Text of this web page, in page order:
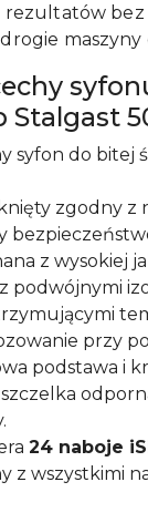
bez
syfon do bitej
zgodny z
z wysokiej
podwójnymi
przy
podstawa i
24 naboje
z wszystkimi